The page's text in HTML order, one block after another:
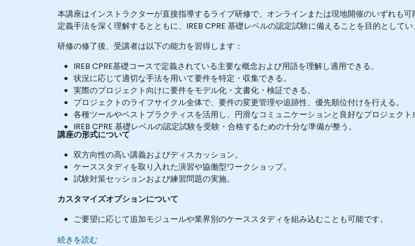
本講座はインストラクターが直接指導するライブ研修で、オンラインまたは現地開催のいずれも
定義手法を深く理解するとともに、IREB CPRE 基礎レベルの認定試験に備えることを目的としてい
研修の修了後、受講者は以下の能力を習得します：
IREB CPRE基礎コースで定義されている主要な概念および用語を理解し適用できる。
状況に応じて適切な手法を用いて要件を特定・収集できる。
実際のプロジェクト向けに要件をモデル化・文書化・検証できる。
プロジェクトのライフサイクル全体で、要件の変更管理や追跡性、優先順位付けを行える。
各種ツールやベストプラクティスを活用し、円滑なコミュニケーションと良好なプロジェクト
IREB CPRE 基礎レベルの認定試験を受験・合格するための十分な準備が整う。
講座の形式について
双方向性の高い講義およびディスカッション。
ケーススタディを取り入れた演習や協働型ワークショップ。
試験対策セッションおよび練習問題の実施。
カスタマイズオプションについて
ご要望に応じて追加モジュールや業界別のケーススタディを組み込むことも可能です。
続きを読む